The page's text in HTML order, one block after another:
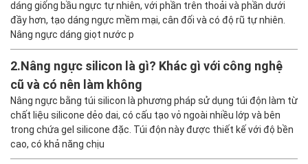
dáng giống bầu ngực tự nhiên, với phần trên thoải và phần dưới
đầy hơn, tạo dáng ngực mềm mại, cân đối và có độ rũ tự nhiên.
Nâng ngực dáng giọt nước p
2.Nâng ngực silicon là gì? Khác gì với công nghệ
cũ và có nên làm không
Nâng ngực bằng túi silicon là phương pháp sử dụng túi độn làm từ
chất liệu silicone dẻo dai, có cấu tạo vỏ ngoài nhiều lớp và bên
trong chứa gel silicone đặc. Túi độn này được thiết kế với độ bền
cao, có khả năng chịu